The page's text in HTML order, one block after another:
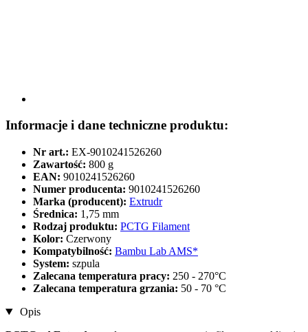
Informacje i dane techniczne produktu:
Nr art.: EX-9010241526260
Zawartość: 800 g
EAN: 9010241526260
Numer producenta: 9010241526260
Marka (producent): Extrudr
Średnica: 1,75 mm
Rodzaj produktu: PCTG Filament
Kolor: Czerwony
Kompatybilność: Bambu Lab AMS*
System: szpula
Zalecana temperatura pracy: 250 - 270°C
Zalecana temperatura grzania: 50 - 70 °C
Opis